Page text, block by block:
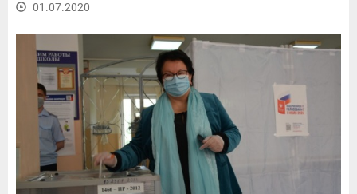
01.07.2020